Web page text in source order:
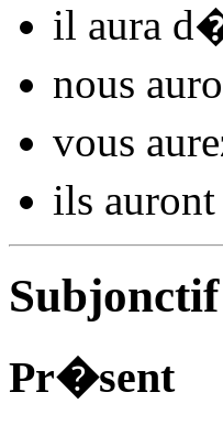
il aura
nous
vous
ils
Subjonctif
Pr�sent